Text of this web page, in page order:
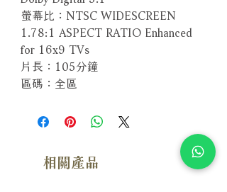
螢幕比：NTSC WIDESCREEN
1.78:1 ASPECT RATIO Enhanced
for 16x9 TVs
片長：105分鐘
區碼：全區
相關產品